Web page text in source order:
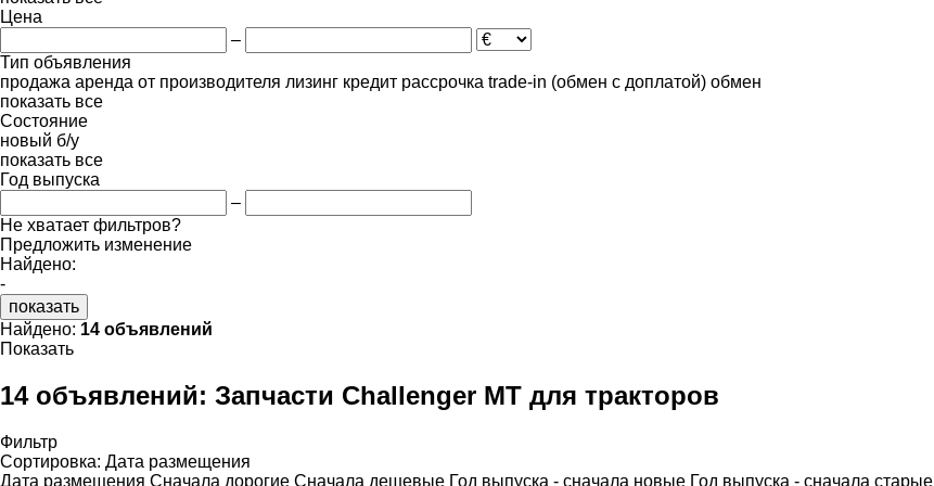
Цена
–
Тип объявления
продажа аренда от производителя лизинг кредит рассрочка trade-in (обмен с доплатой) обмен
показать все
Состояние
новый б/у
показать все
Год выпуска
–
Не хватает фильтров?
Предложить изменение
Найдено:
-
показать
Найдено: 14 объявлений
Показать
14 объявлений: Запчасти Challenger MT для тракторов
Фильтр
Сортировка: Дата размещения
Дата размещения Сначала дорогие Сначала дешевые Год выпуска - сначала новые Год выпуска - сначала старые